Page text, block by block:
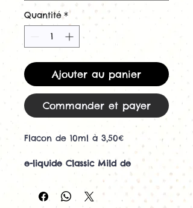
Quantité *
Ajouter au panier
Commander et payer
Flacon de 10ml à 3,50€
e-liquide Classic Mild de
Revolute Primo - 10ml
Cette saveur de Classic blond